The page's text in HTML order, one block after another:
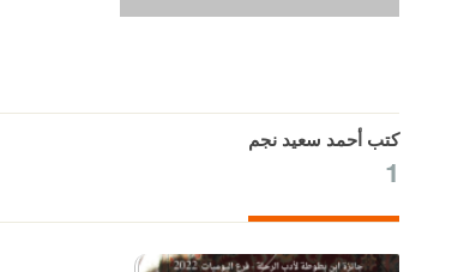
كتب أحمد سعيد نجم
1